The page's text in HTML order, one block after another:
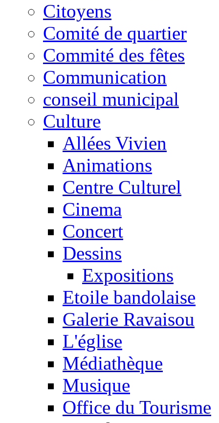
Citoyens
Comité de quartier
Commité des fêtes
Communication
conseil municipal
Culture
Allées Vivien
Animations
Centre Culturel
Cinema
Concert
Dessins
Expositions
Etoile bandolaise
Galerie Ravaisou
L'église
Médiathèque
Musique
Office du Tourisme